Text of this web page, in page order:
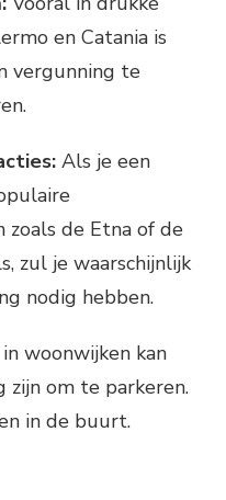
en Catania is
vergunning te
Als je een
zoals de Etna of de
zul je waarschijnlijk
nodig hebben.
woonwijken kan
zijn om te parkeren.
in de buurt.